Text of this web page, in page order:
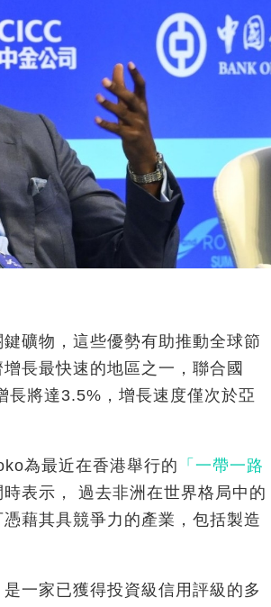
礦物，這些優勢有助推動全球節
長最快速的地區之一 ， 聯合國
長將達3.5%，增長速度僅次於亞
為最近在香港舉行的 「一帶一路
表示， 過去非洲在世界格局中的
藉其具競爭力的產業，包括製造
一家已獲得投資級信用評級的多